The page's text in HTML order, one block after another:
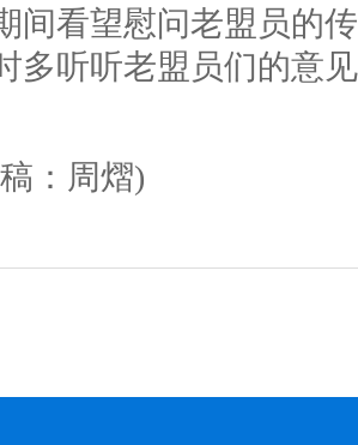
间看望慰问老盟员的
多听听老盟员们的意
周熠)